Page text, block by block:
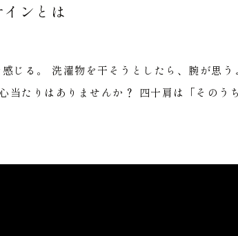
ンとは
じる。 洗濯物を干そうとしたら、腕が思う
当たりはありませんか？ 四十肩は「その